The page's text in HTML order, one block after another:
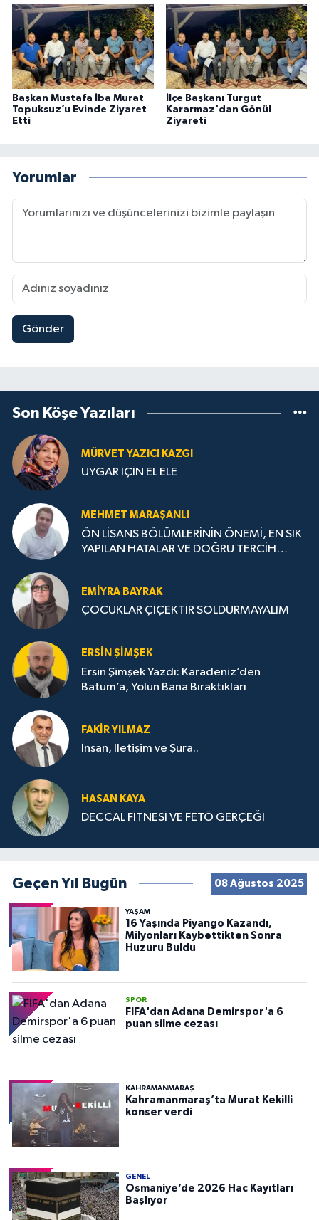
Başkan Mustafa İba Murat
Topuksuz’u Evinde Ziyaret
Etti
İlçe Başkanı Turgut
Kararmaz'dan Gönül
Ziyareti
Yorumlar
Gönder
Son Köşe Yazıları
MÜRVET YAZICI KAZGI
UYGAR İÇİN EL ELE
MEHMET MARAŞANLI
ÖN LİSANS BÖLÜMLERİNİN ÖNEMİ, EN SIK
YAPILAN HATALAR VE DOĞRU TERCİH
EMIYRA BAYRAK
ÇOCUKLAR ÇİÇEKTİR SOLDURMAYALIM
ERSIN ŞIMŞEK
Ersin Şimşek Yazdı: Karadeniz’den
Batum’a, Yolun Bana Bıraktıkları
FAKIR YILMAZ
İnsan, İletişim ve Şura..
HASAN KAYA
DECCAL FİTNESİ VE FETÖ GERÇEĞİ
Geçen Yıl Bugün 08 Ağustos 2025
YAŞAM
16 Yaşında Piyango Kazandı,
Milyonları Kaybettikten Sonra
Huzuru Buldu
SPOR
FIFA'dan Adana Demirspor'a 6
puan silme cezası
KAHRAMANMARAŞ
Kahramanmaraş’ta Murat Kekilli
konser verdi
GENEL
Osmaniye’de 2026 Hac Kayıtları
Başlıyor